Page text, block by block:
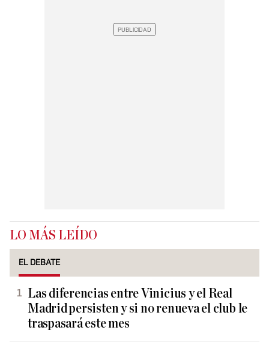
LO MÁS LEÍDO
EL DEBATE
Las diferencias entre Vinicius y el Real
Madrid persisten y si no renueva el club le
traspasará este mes